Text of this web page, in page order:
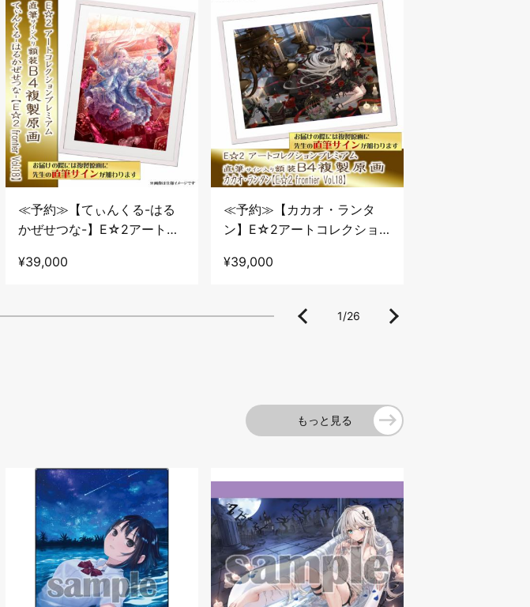
≪予約≫【てぃんくる-はる
かぜせつな-】E☆2アートコ
原画」【E☆2 frontier
¥39,000
≪予約≫【カカオ・ランタ
ン】E☆2アートコレクショ
【E☆2 frontier Vol.18】
¥39,000
1/26
もっと見る